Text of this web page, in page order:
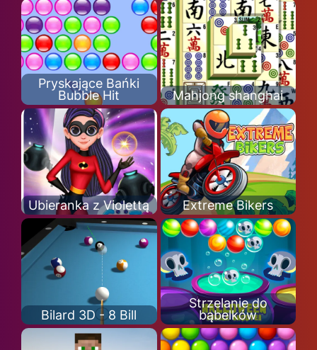
Pryskające Bańki
Bubble Hit
Mahjong shanghai
Ubieranka z Violettą Extreme Bikers
Bilard 3D - 8 Bill
Strzelanie do
bąbelków